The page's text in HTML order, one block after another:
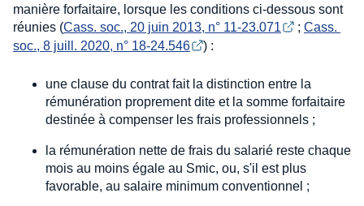
manière forfaitaire, lorsque les conditions ci-dessous sont
réunies (Cass. soc., 20 juin 2013, n° 11-23.071 ; Cass.
soc., 8 juill. 2020, n° 18-24.546
) :
une clause du contrat fait la distinction entre la
rémunération proprement dite et la somme forfaitaire
destinée à compenser les frais professionnels ;
la rémunération nette de frais du salarié reste chaque
mois au moins égale au Smic, ou, s'il est plus
favorable, au salaire minimum conventionnel ;